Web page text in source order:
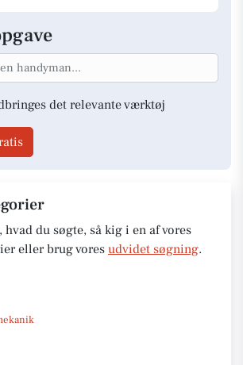
det relevante værktøj
hvad du søgte, så kig i en af vores
eller brug vores udvidet søgning.